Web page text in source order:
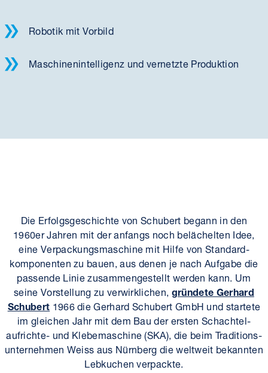
Robotik mit Vorbild
Maschinen­intelligenz und vernetzte Produktion
Die Erfolgsgeschichte von Schubert begann in den
1960er Jahren mit der anfangs noch belächelten Idee,
eine Verpackungs­maschine mit Hilfe von Standard­
komponenten zu bauen, aus denen je nach Aufgabe die
passende Linie zusammengestellt werden kann. Um
seine Vorstellung zu verwirklichen,gründete Gerhard
Schubert1966 die Gerhard Schubert GmbH und startete
im gleichen Jahr mit dem Bau der ersten Schachtel­
aufrichte- und Klebemaschine (SKA), die beim Traditions­
unternehmen Weiss aus Nürnberg die weltweit bekannten
Lebkuchen verpackte.